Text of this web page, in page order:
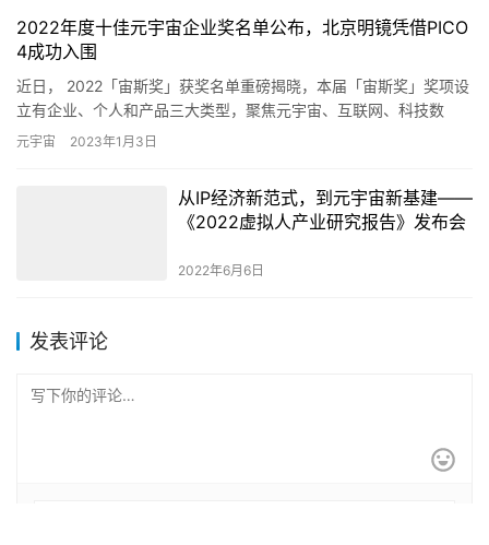
2022年度十佳元宇宙企业奖名单公布，北京明镜凭借PICO
4成功入围
近日， 2022「宙斯奖」获奖名单重磅揭晓，本届「宙斯奖」奖项设
立有企业、个人和产品三大类型，聚焦元宇宙、互联网、科技数
码、人工智能等赛道，旨在展示各个领域优质企业与企业领军者风
元宇宙 2023年1月3日
从IP经济新范式，到元宇宙新基建——
《2022虚拟人产业研究报告》发布会
2022年6月6日
发表评论